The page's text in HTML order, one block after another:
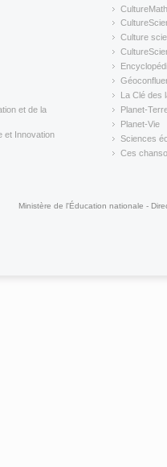
et de la
et Innovation
CultureMath
(link is
(link is
Culture
(link is
(link is
(link is
La Clé des
(link is
Planet-
(link is
Planet-Vie
(link is
Sciences
(link is
Ces
Ministère de l'Éducation nationale -